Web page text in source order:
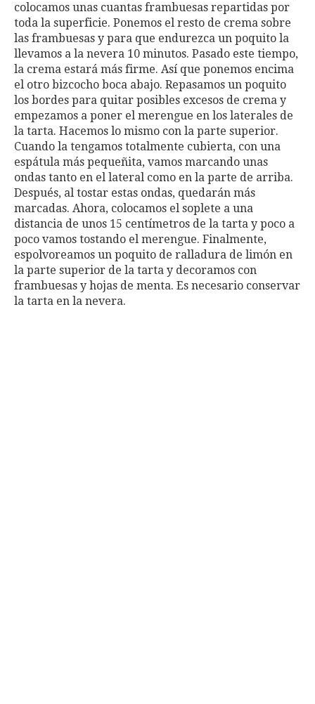
colocamos unas cuantas frambuesas repartidas por
toda la superficie. Ponemos el resto de crema sobre
las frambuesas y para que endurezca un poquito la
llevamos a la nevera 10 minutos. Pasado este tiempo,
la crema estará más firme. Así que ponemos encima
el otro bizcocho boca abajo. Repasamos un poquito
los bordes para quitar posibles excesos de crema y
empezamos a poner el merengue en los laterales de
la tarta. Hacemos lo mismo con la parte superior.
Cuando la tengamos totalmente cubierta, con una
espátula más pequeñita, vamos marcando unas
ondas tanto en el lateral como en la parte de arriba.
Después, al tostar estas ondas, quedarán más
marcadas. Ahora, colocamos el soplete a una
distancia de unos 15 centímetros de la tarta y poco a
poco vamos tostando el merengue. Finalmente,
espolvoreamos un poquito de ralladura de limón en
la parte superior de la tarta y decoramos con
frambuesas y hojas de menta. Es necesario conservar
la tarta en la nevera.